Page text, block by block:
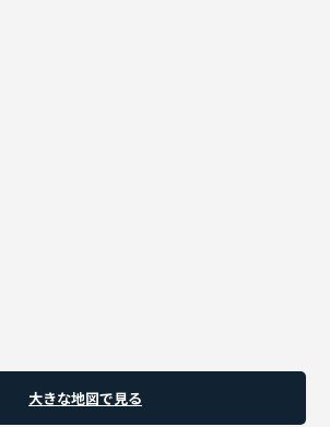
大きな地図で見る